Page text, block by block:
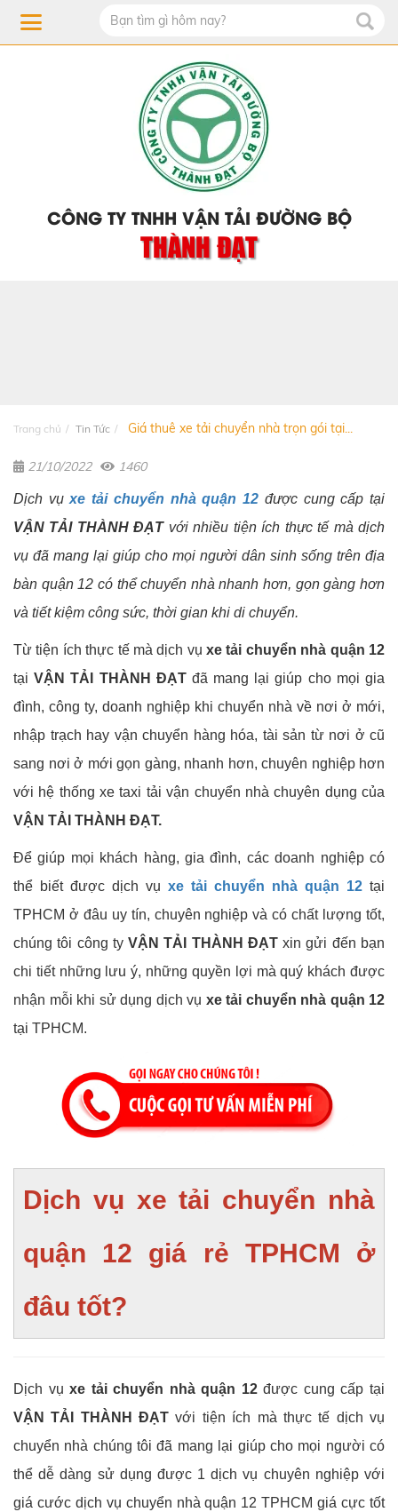
CÔNG TY TNHH VẬN TẢI ĐƯỜNG BỘ
THÀNH ĐẠT
Trang chủ Tin Tức Giá thuê xe tải chuyển nhà trọn gói tại...
21/10/2022 1460
Dịch vụxe tải chuyển nhà quận 12 được cung cấp tại
VẬN TẢI THÀNH ĐẠT với nhiều tiện ích thực tế mà dịch
vụ đã mang lại giúp cho mọi người dân sinh sống trên địa
bàn quận 12 có thể chuyển nhà nhanh hơn, gọn gàng hơn
và tiết kiệm công sức, thời gian khi di chuyển.
Từ tiện ích thực tế mà dịch vụxe tải chuyển nhà quận 12
tạiVẬN TẢI THÀNH ĐẠTđã mang lại giúp cho mọi gia
đình, công ty, doanh nghiệp khi chuyển nhà về nơi ở mới,
nhập trạch hay vận chuyển hàng hóa, tài sản từ nơi ở cũ
sang nơi ở mới gọn gàng, nhanh hơn, chuyên nghiệp hơn
với hệ thống xe taxi tải vận chuyển nhà chuyên dụng của
VẬN TẢI THÀNH ĐẠT.
Để giúp mọi khách hàng, gia đình, các doanh nghiệp có
thể biết được dịch vụ xe tải chuyển nhà quận 12 tại
TPHCM ở đâu uy tín, chuyên nghiệp và có chất lượng tốt,
chúng tôi công tyVẬN TẢI THÀNH ĐẠTxin gửi đến bạn
chi tiết những lưu ý, những quyền lợi mà quý khách được
nhận mỗi khi sử dụng dịch vụ xe tải chuyển nhà quận 12
tại TPHCM.
Dịch vụ xe tải chuyển nhà
quận 12 giá rẻ TPHCM ở
đâu tốt?
Dịch vụxe tải chuyển nhà quận 12được cung cấp tại
VẬN TẢI THÀNH ĐẠT với tiện ích mà thực tế dịch vụ
chuyển nhà chúng tôi đã mang lại giúp cho mọi người có
thể dễ dàng sử dụng được 1 dịch vụ chuyên nghiệp với
giá cước dịch vụ chuyển nhà quận 12 TPHCM giá cực tốt